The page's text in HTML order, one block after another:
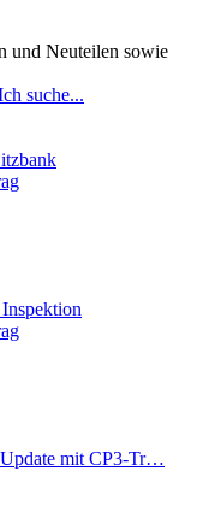
und Neuteilen sowie
suche...
mit CP3-Tr…